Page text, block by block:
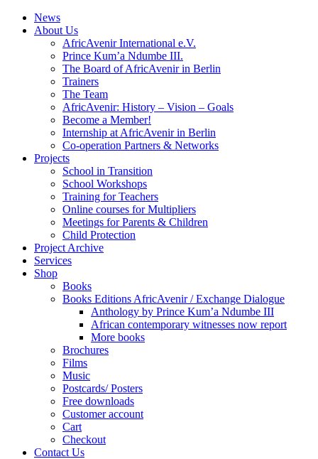
News
About Us
AfricAvenir International e.V.
Prince Kum’a Ndumbe III.
The Board of AfricAvenir in Berlin
Trainers
The Team
AfricAvenir: History – Vision – Goals
Become a Member!
Internship at AfricAvenir in Berlin
Co-operation Partners & Networks
Projects
School in Transition
School Workshops
Training for Teachers
Online courses for Multipliers
Meetings for Parents & Children
Child Protection
Project Archive
Services
Shop
Books
Books Editions AfricAvenir / Exchange Dialogue
Anthology by Prince Kum’a Ndumbe III
African contemporary witnesses now report
More books
Brochures
Films
Music
Postcards/ Posters
Free downloads
Customer account
Cart
Checkout
Contact Us